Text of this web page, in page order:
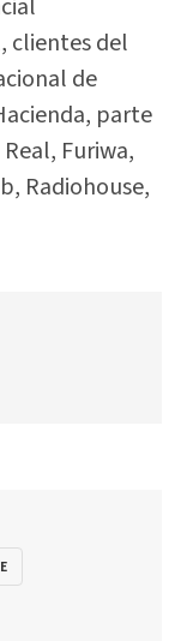
clientes del
de
parte
Furiwa,
Radiohouse,